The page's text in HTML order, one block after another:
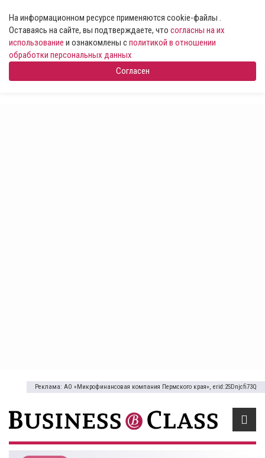
На информационном ресурсе применяются cookie-файлы .
Оставаясь на сайте, вы подтверждаете, что согласны на их
использование и ознакомлены сполитикой в отношении
обработки персональных данных
Согласен
Реклама: АО «Микрофинансовая компания Пермского края», erid:2SDnjcfi73Q